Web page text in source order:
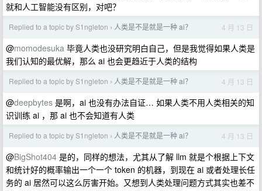
就和人工智能没有区别，对吧？
Replied to a topic by S1ngleton › 人类是不是就是一种 ai？ 4 月 13 日
@momodesuka 毕竟人类也没研究明白自己，但是我觉得如果人类是
我们认知的最优解，那么 ai 也会更趋近于人类的结构
Replied to a topic by S1ngleton › 人类是不是就是一种 ai？ 4 月 13 日
@deepbytes 是啊，ai 也没有办法自证… 如果人类不用人类相关的知
识训练 ai ，那 ai 也不会知道有人类
Replied to a topic by S1ngleton › 人类是不是就是一种 ai？ 4 月 13 日
@BigShot404 是的，同样的想法，尤其从了解 llm 就是个根据上下文
和统计好的概率输出一个一个 token 的机器，到现在 ai 或者处理长任
务的 ai 居然可以这么厉害开始。又想到人类处理问题方式其实也差不